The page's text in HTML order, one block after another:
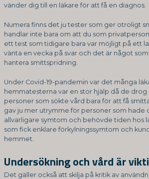
vänder dig till en läkare för att få en diagnos.
Numera finns det ju tester som ger otroligt
handlar inte bara om att du som
ett test som tidigare bara var möjligt på ett
vänta en vecka på svar och det är något
hantera smittspridning.
Under Covid-19-pandemin var det många
hemmatesterna var en stor hjälp då de drog
personer som sökte vård bara för att få
gav ju mer utrymme för personer som hade
allvarligare symtom och behövde tiden hos
som fick enklare förkylningssymtom och
hemmet.
Undersökning och vård är
Det gäller också att skilja på kritik av